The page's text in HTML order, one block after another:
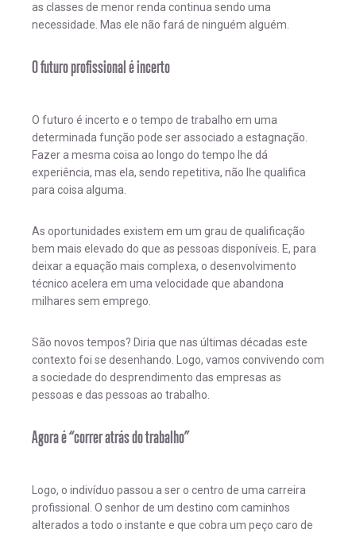
as classes de menor renda continua sendo uma
necessidade. Mas ele não fará de ninguém alguém.
O futuro profissional é incerto
O futuro é incerto e o tempo de trabalho em uma
determinada função pode ser associado a estagnação.
Fazer a mesma coisa ao longo do tempo lhe dá
experiência, mas ela, sendo repetitiva, não lhe qualifica
para coisa alguma.
As oportunidades existem em um grau de qualificação
bem mais elevado do que as pessoas disponíveis. E, para
deixar a equação mais complexa, o desenvolvimento
técnico acelera em uma velocidade que abandona
milhares sem emprego.
São novos tempos? Diria que nas últimas décadas este
contexto foi se desenhando. Logo, vamos convivendo com
a sociedade do desprendimento das empresas as
pessoas e das pessoas ao trabalho.
Agora é “correr atrás do trabalho”
Logo, o indivíduo passou a ser o centro de uma carreira
profissional. O senhor de um destino com caminhos
alterados a todo o instante e que cobra um peço caro de